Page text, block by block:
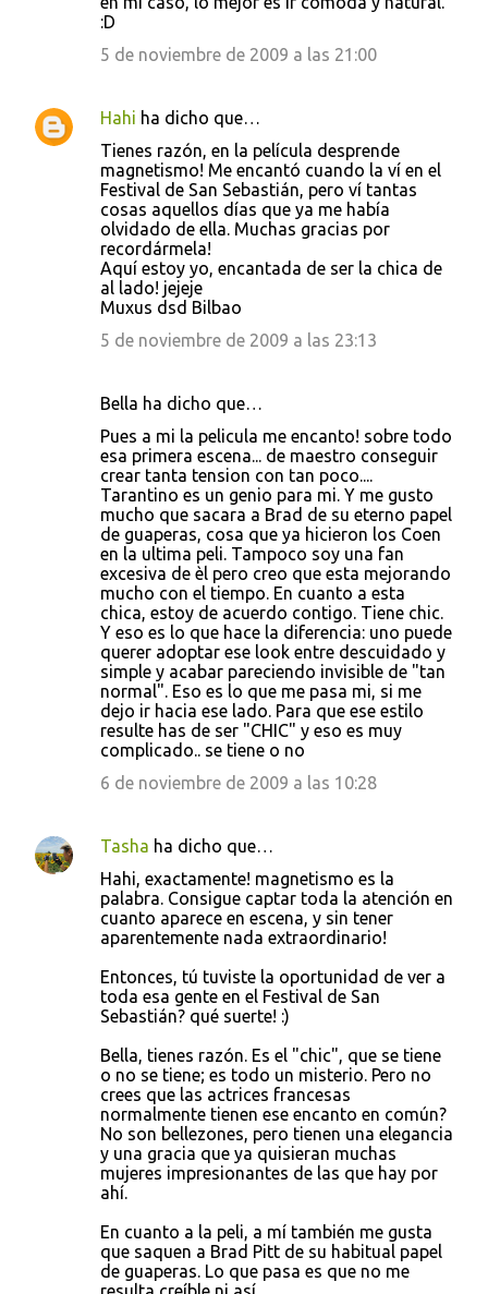
:D
5 de noviembre de 2009 a las 21:00
Hahi ha dicho que…
Tienes razón, en la película desprende
magnetismo! Me encantó cuando la ví en el
Festival de San Sebastián, pero ví tantas
cosas aquellos días que ya me había
olvidado de ella. Muchas gracias por
recordármela!
Aquí estoy yo, encantada de ser la chica de
al lado! jejeje
Muxus dsd Bilbao
5 de noviembre de 2009 a las 23:13
Bella ha dicho que…
Pues a mi la pelicula me encanto! sobre todo
esa primera escena... de maestro conseguir
crear tanta tension con tan poco....
Tarantino es un genio para mi. Y me gusto
mucho que sacara a Brad de su eterno papel
de guaperas, cosa que ya hicieron los Coen
en la ultima peli. Tampoco soy una fan
excesiva de èl pero creo que esta mejorando
mucho con el tiempo. En cuanto a esta
chica, estoy de acuerdo contigo. Tiene chic.
Y eso es lo que hace la diferencia: uno puede
querer adoptar ese look entre descuidado y
simple y acabar pareciendo invisible de "tan
normal". Eso es lo que me pasa mi, si me
dejo ir hacia ese lado. Para que ese estilo
resulte has de ser "CHIC" y eso es muy
complicado.. se tiene o no
6 de noviembre de 2009 a las 10:28
Tasha ha dicho que…
Hahi, exactamente! magnetismo es la
palabra. Consigue captar toda la atención en
cuanto aparece en escena, y sin tener
aparentemente nada extraordinario!
Entonces, tú tuviste la oportunidad de ver a
toda esa gente en el Festival de San
Sebastián? qué suerte! :)
Bella, tienes razón. Es el "chic", que se tiene
o no se tiene; es todo un misterio. Pero no
crees que las actrices francesas
normalmente tienen ese encanto en común?
No son bellezones, pero tienen una elegancia
y una gracia que ya quisieran muchas
mujeres impresionantes de las que hay por
ahí.
En cuanto a la peli, a mí también me gusta
que saquen a Brad Pitt de su habitual papel
de guaperas. Lo que pasa es que no me